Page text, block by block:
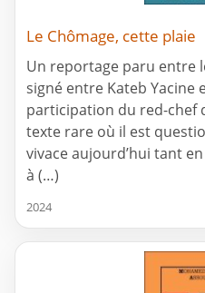
Le Chômage, cette plaie
Un reportage paru entre
signé entre Kateb Yacine
participation du red-chef
texte rare où il est
vivace aujourd’hui tant
à (…)
2024